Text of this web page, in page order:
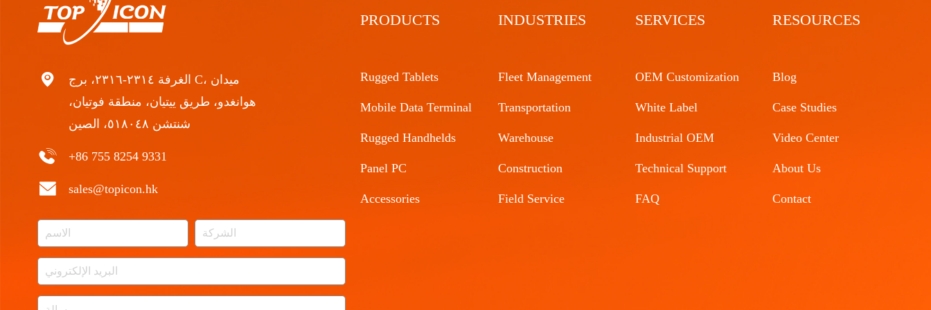
الغرفة ٢٣١٤-٢٣١٦، برج C، ميدان
هوانغدو، طريق ييتيان، منطقة فوتيان،
شنتشن ٥١٨٠٤٨، الصين
+86 755 8254 9331
sales@topicon.hk
PRODUCTS
Rugged Tablets
Mobile Data Terminal
Rugged Handhelds
Panel PC
Accessories
INDUSTRIES
Fleet Management
Transportation
Warehouse
Construction
Field Service
SERVICES
OEM Customization
White Label
Industrial OEM
Technical Support
FAQ
RESOURCES
Blog
Case Studies
Video Center
About Us
Contact